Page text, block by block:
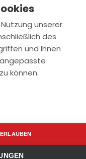
unserer
des
und Ihnen
können.